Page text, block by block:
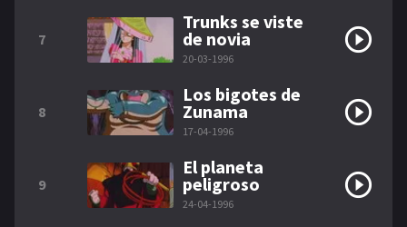
7
Trunks se viste
de novia
20-03-1996
8
Los bigotes de
Zunama
17-04-1996
9
El planeta
peligroso
24-04-1996